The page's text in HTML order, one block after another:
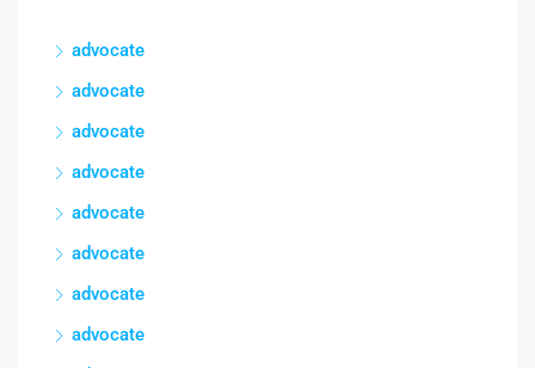
advocate
advocate
advocate
advocate
advocate
advocate
advocate
advocate